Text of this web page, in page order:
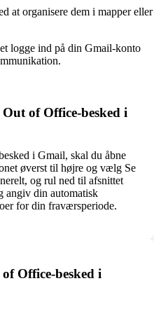
at organisere dem i mapper eller
logge ind på din Gmail-konto
of Office-besked i
i Gmail, skal du åbne
øverst til højre og vælg Se
og rul ned til afsnittet
angiv din automatisk
for din fraværsperiode.
Office-besked i